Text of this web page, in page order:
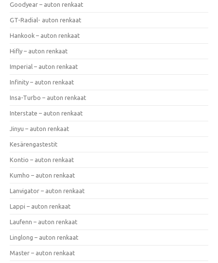
Goodyear – auton renkaat
GT-Radial- auton renkaat
Hankook – auton renkaat
Hifly – auton renkaat
Imperial – auton renkaat
Infinity – auton renkaat
Insa-Turbo – auton renkaat
Interstate – auton renkaat
Jinyu – auton renkaat
Kesärengastestit
Kontio – auton renkaat
Kumho – auton renkaat
Lanvigator – auton renkaat
Lappi – auton renkaat
Laufenn – auton renkaat
Linglong – auton renkaat
Master – auton renkaat